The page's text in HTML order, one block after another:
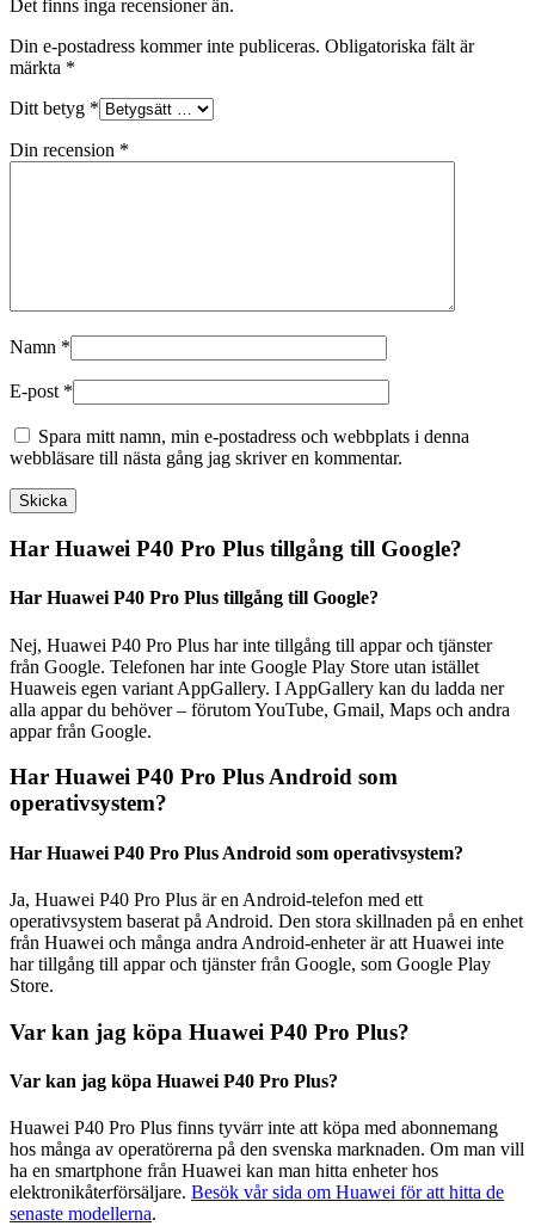
Det finns inga recensioner än.
Din e-postadress kommer inte publiceras. Obligatoriska fält är
märkta *
Ditt betyg *
Din recension *
Namn *
E-post *
Spara mitt namn, min e-postadress och webbplats i denna
webbläsare till nästa gång jag skriver en kommentar.
Har Huawei P40 Pro Plus tillgång till Google?
Har Huawei P40 Pro Plus tillgång till Google?
Nej, Huawei P40 Pro Plus har inte tillgång till appar och tjänster
från Google. Telefonen har inte Google Play Store utan istället
Huaweis egen variant AppGallery. I AppGallery kan du ladda ner
alla appar du behöver – förutom YouTube, Gmail, Maps och andra
appar från Google.
Har Huawei P40 Pro Plus Android som
operativsystem?
Har Huawei P40 Pro Plus Android som operativsystem?
Ja, Huawei P40 Pro Plus är en Android-telefon med ett
operativsystem baserat på Android. Den stora skillnaden på en enhet
från Huawei och många andra Android-enheter är att Huawei inte
har tillgång till appar och tjänster från Google, som Google Play
Store.
Var kan jag köpa Huawei P40 Pro Plus?
Var kan jag köpa Huawei P40 Pro Plus?
Huawei P40 Pro Plus finns tyvärr inte att köpa med abonnemang
hos många av operatörerna på den svenska marknaden. Om man vill
ha en smartphone från Huawei kan man hitta enheter hos
elektronikåterförsäljare. Besök vår sida om Huawei för att hitta de
senaste modellerna.